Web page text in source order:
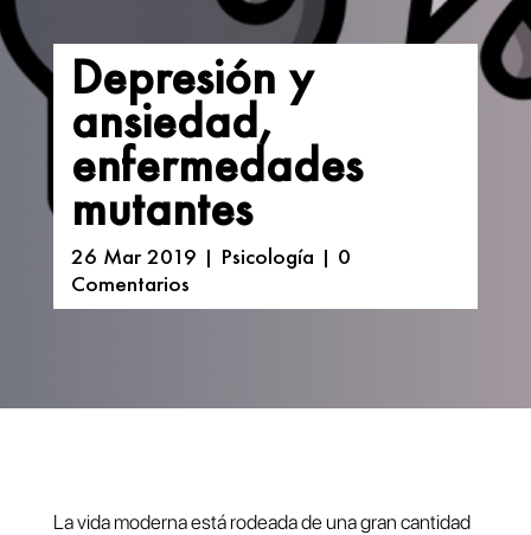
Depresión y
ansiedad,
enfermedades
mutantes
26 Mar 2019 | Psicología | 0
Comentarios
La vida moderna está rodeada de una gran cantidad